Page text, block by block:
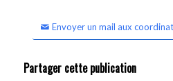
Envoyer un mail aux
Partager cette publication